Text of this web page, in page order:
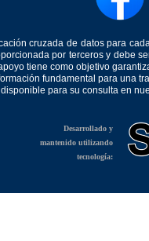
cruzada de datos para
por terceros y debe
tiene como objetivo
fundamental para una
para su consulta en
Desarrollado y
mantenido utilizando
tecnología: